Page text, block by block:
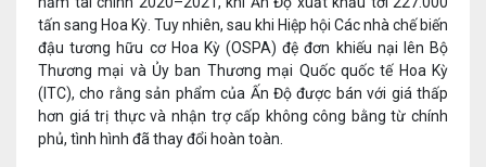
tấn sang Hoa Kỳ. Tuy nhiên, sau khi Hiệp hội Các nhà chế biến
đậu tương hữu cơ Hoa Kỳ (OSPA) đệ đơn khiếu nại lên Bộ
Thương mại và Ủy ban Thương mại Quốc quốc tế Hoa Kỳ
(ITC), cho rằng sản phẩm của Ấn Độ được bán với giá thấp
hơn giá trị thực và nhận trợ cấp không công bằng từ chính
phủ, tình hình đã thay đổi hoàn toàn.